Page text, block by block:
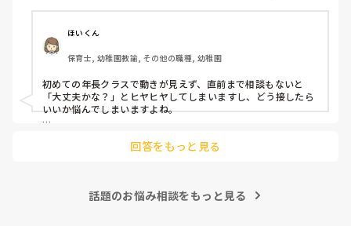
よほど自分に聞きづらいのか、聞く必要性さえ感じないの
か、もうよくわからないです。
対応にも悩みます。
ほいくん
保育士, 幼稚園教諭, その他の職種, 幼稚園
初めての年長クラスで動きが見えず、直前まで相談もないと
「大丈夫かな？」とヒヤヒヤしてしまいますし、どう接したら
いいか悩んでしまいますよね。
「こんなこと聞いたら迷惑かな」と抱え込んでいるケースがと
件、どこまで進んだ？」「困ってることない？」と具体的に声
回答をもっと見る
話題のお悩み相談をもっと見る